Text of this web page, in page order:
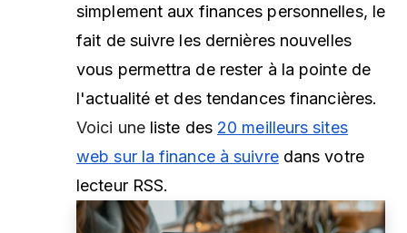
simplement aux finances personnelles, le
fait de suivre les dernières nouvelles
vous permettra de rester à la pointe de
l'actualité et des tendances financières.
Voici une liste des 20 meilleurs sites
web sur la finance à suivredans votre
lecteur RSS.